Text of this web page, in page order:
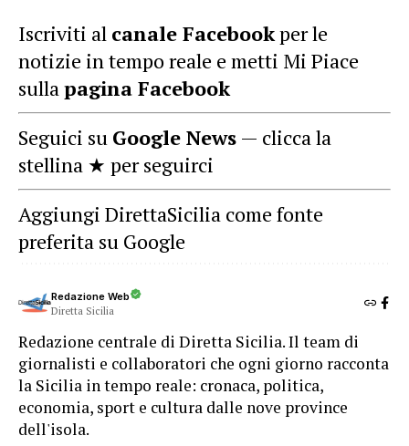
Iscriviti al canale Facebookper le
notizie in tempo reale e metti Mi Piace
sullapagina Facebook
Seguici su Google News — clicca la
stellina ★ per seguirci
Aggiungi DirettaSicilia come fonte
preferita su Google
Redazione Web
Diretta Sicilia
Redazione centrale di Diretta Sicilia. Il team di
giornalisti e collaboratori che ogni giorno racconta
la Sicilia in tempo reale: cronaca, politica,
economia, sport e cultura dalle nove province
dell'isola.